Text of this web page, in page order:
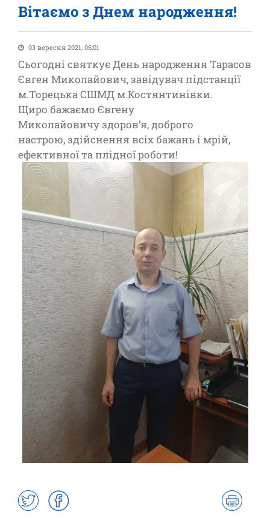
Вітаємо з Днем народження!
03 вересня 2021, 06:01
Сьогодні святкує День народження Тарасов
Євген Миколайович, завідувач підстанції
м.Торецька СШМД м.Костянтинівки.
Щиро бажаємо Євгену
Миколайовичу здоров’я, доброго
настрою, здійснення всіх бажань і мрій,
ефективної та плідної роботи!